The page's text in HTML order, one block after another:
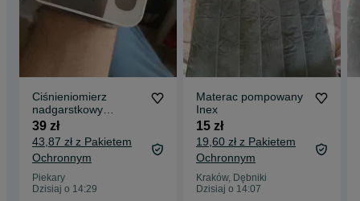
Ciśnieniomierz
nadgarstkowy
elektryczny
39 zł
43,87 zł z Pakietem
Ochronnym
Piekary
Dzisiaj o 14:29
Materac pompowany
Inex
15 zł
19,60 zł z Pakietem
Ochronnym
Kraków, Dębniki
Dzisiaj o 14:07